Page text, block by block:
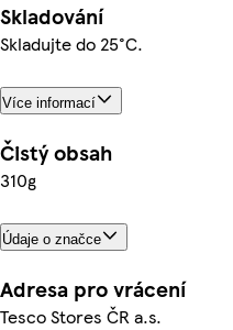
Skladování
Skladujte do 25°C.
Více informací
Čistý obsah
310g
Údaje o značce
Adresa pro vrácení
Tesco Stores ČR a.s.